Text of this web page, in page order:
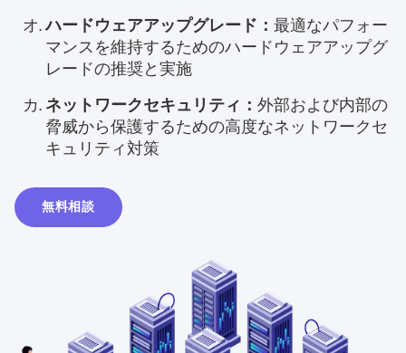
ハードウェアアップグレード： 最適なパフォー
マンスを維持するためのハードウェアアップグ
レードの推奨と実施
ネットワークセキュリティ： 外部および内部の
脅威から保護するための高度なネットワークセ
キュリティ対策
無料相談